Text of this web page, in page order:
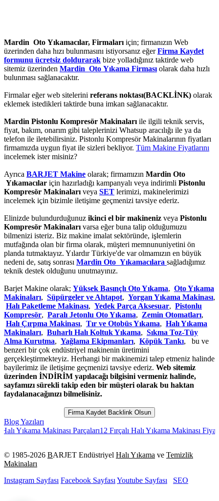
Mardin Oto Yıkamacılar, Firmalarıiçin; firmanızın Web
üzerinden daha hızı bulunmasını istiyorsanız eğerFirma Kaydet
formunu ücretsiz doldurarak bize yolladığınız taktirde web
sitemiz üzerinden Mardin Oto Yıkama Firmasıolarak daha hızlı
bulunması sağlanacaktır.
Firmalar eğer web sitelerini referans noktası(BACKLİNK) olarak
eklemek istedikleri taktirde buna imkan sağlanacaktır.
Mardin Pistonlu Kompresör Makinalarıile ilgili teknik servis,
fiyat, bakım, onarım gibi taleplerinizi Whatsup aracılığı ile ya da
telefon ile iletebilirsiniz. Pistonlu Kompresör Makinalarının fiyatları
firmamızda uygun fiyat ile sizleri bekliyor. Tüm Makine Fiyatlarını
incelemek ister misiniz?
Ayrıca BARJET Makine olarak; firmamızın Mardin Oto
Yıkamacılar için hazırladığı kampanyalı veya indirimli Pistonlu
Kompresör Makinalarıveya SET lerimizi, makinelerimizi
incelemek için bizimle iletişime geçmenizi tavsiye ederiz.
Elinizde bulundurduğunuz ikinci el bir makineniz veya Pistonlu
Kompresör Makinalarıvarsa eğer buna talip olduğumuzu
bilmenizi isteriz. Biz makine imalat sektöründe, işlemlerin
mutfağında olan bir firma olarak, müşteri memnununiyetini ön
planda tutmaktayız. Yılardır Türkiye'de var olmamızın en büyük
nedeni de, satış sonrası Mardin Oto Yıkamacılara sağladığımız
teknik destek olduğunu unutmayınız.
Barjet Makine olarak; Yüksek Basınçlı Oto Yıkama, Oto Yıkama
Makinaları, Süpürgeler ve Ahtapot, Yorgan Yıkama Makinası,
Halı Paketleme Makinası, Yedek Parça Aksesuar, Pistonlu
Kompresör, Paralı Jetonlu Oto Yıkama, Zemin Otomatları,
Halı Çırpma Makinası, Tır ve Otobüs Yıkama, Halı Yıkama
Makinaları, Buharlı Halı Koltuk Yıkama, Sıkma Toz-Tüy
Alma Kurutma, Yağlama Ekipmanları, Köpük Tankı, bu ve
benzeri bir çok endüstriyel makinenin üretimini
gerçekleştirmekteyiz. Herhangi bir makinemizi talep etmeniz halinde
bayilerimiz ile iletişime geçmenizi tavsiye ederiz. Web sitemiz
üzerinden İNDİRİM yapılacağı bilgisini vermeniz halinde,
sayfamızı sürekli takip eden bir müşteri olarak bu haktan
faydalanacağınızı bilmelisiniz.
Firma Kaydet Backlink Olsun
Blog Yazıları
Makinası Parçaları12 Fırçalı Halı Yıkama Makinası Fiyatları
© 1985-2026 BARJET Endüstriyel Halı Yıkama ve Temizlik
Makinaları
Instagram Sayfası Facebook SayfasıYoutube Sayfası SEO